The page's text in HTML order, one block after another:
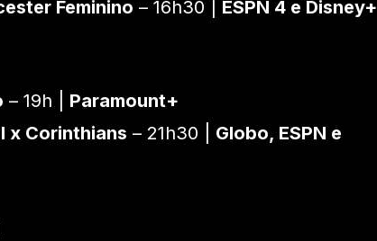
Feminino – 16h30 | ESPN 4 e Disney+
– 19h | Paramount+
x Corinthians – 21h30 | Globo, ESPN e